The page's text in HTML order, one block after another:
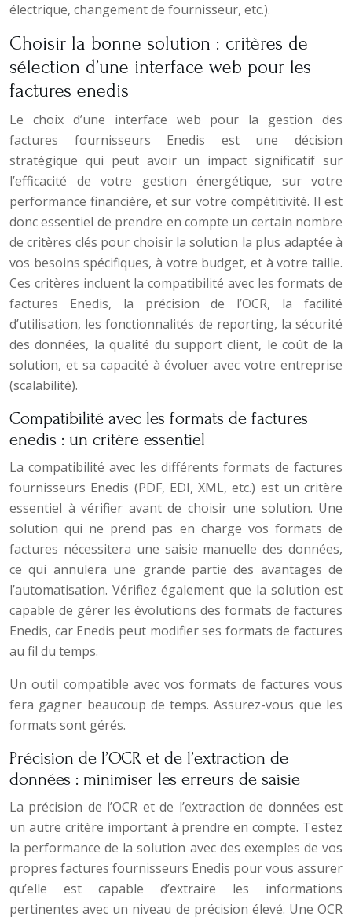
électrique, changement de fournisseur, etc.).
Choisir la bonne solution : critères de
sélection d’une interface web pour les
factures enedis
Le choix d’une interface web pour la gestion des
factures fournisseurs Enedis est une décision
stratégique qui peut avoir un impact significatif sur
l’efficacité de votre gestion énergétique, sur votre
performance financière, et sur votre compétitivité. Il est
donc essentiel de prendre en compte un certain nombre
de critères clés pour choisir la solution la plus adaptée à
vos besoins spécifiques, à votre budget, et à votre taille.
Ces critères incluent la compatibilité avec les formats de
factures Enedis, la précision de l’OCR, la facilité
d’utilisation, les fonctionnalités de reporting, la sécurité
des données, la qualité du support client, le coût de la
solution, et sa capacité à évoluer avec votre entreprise
(scalabilité).
Compatibilité avec les formats de factures
enedis : un critère essentiel
La compatibilité avec les différents formats de factures
fournisseurs Enedis (PDF, EDI, XML, etc.) est un critère
essentiel à vérifier avant de choisir une solution. Une
solution qui ne prend pas en charge vos formats de
factures nécessitera une saisie manuelle des données,
ce qui annulera une grande partie des avantages de
l’automatisation. Vérifiez également que la solution est
capable de gérer les évolutions des formats de factures
Enedis, car Enedis peut modifier ses formats de factures
au fil du temps.
Un outil compatible avec vos formats de factures vous
fera gagner beaucoup de temps. Assurez-vous que les
formats sont gérés.
Précision de l’OCR et de l’extraction de
données : minimiser les erreurs de saisie
La précision de l’OCR et de l’extraction de données est
un autre critère important à prendre en compte. Testez
la performance de la solution avec des exemples de vos
propres factures fournisseurs Enedis pour vous assurer
qu’elle est capable d’extraire les informations
pertinentes avec un niveau de précision élevé. Une OCR